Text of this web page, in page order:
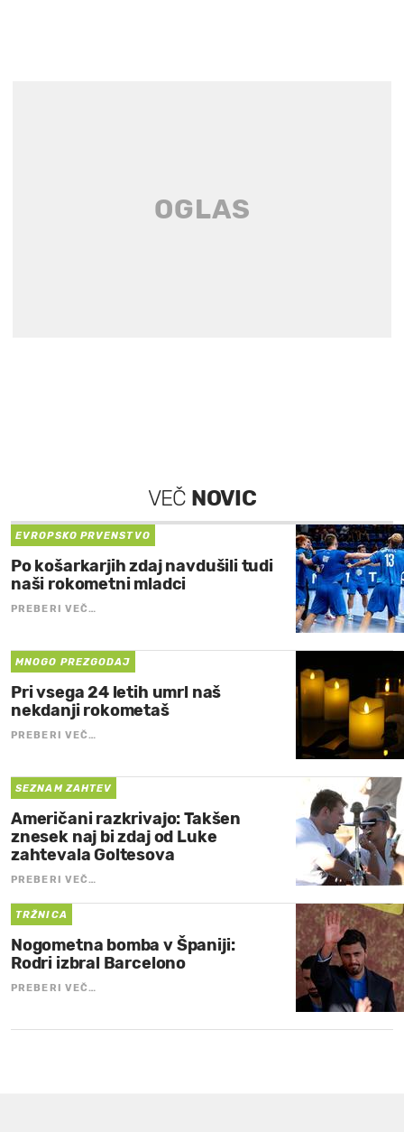
VEČ NOVIC
EVROPSKO PRVENSTVO
Po košarkarjih zdaj navdušili tudi
naši rokometni mladci
PREBERI VEČ…
MNOGO PREZGODAJ
Pri vsega 24 letih umrl naš
nekdanji rokometaš
PREBERI VEČ…
SEZNAM ZAHTEV
Američani razkrivajo: Takšen
znesek naj bi zdaj od Luke
zahtevala Goltesova
PREBERI VEČ…
TRŽNICA
Nogometna bomba v Španiji:
Rodri izbral Barcelono
PREBERI VEČ…